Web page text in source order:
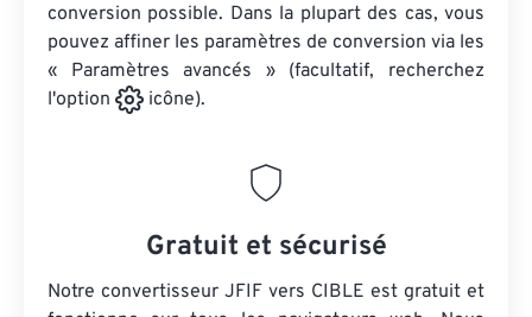
conversion possible. Dans la plupart des cas, vous
pouvez affiner les paramètres de conversion via les
« Paramètres avancés » (facultatif, recherchez
l'option
icône).
Gratuit et sécurisé
Notre convertisseur JFIF vers CIBLE est gratuit et